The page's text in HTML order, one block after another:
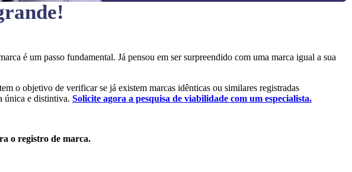
é um passo fundamental. Já pensou em ser surpreendido com uma marca igual a sua
o objetivo de verificar se já existem marcas idênticas ou similares registradas
única e distintiva. Solicite agora a pesquisa de viabilidade com um especialista.
o registro de marca.